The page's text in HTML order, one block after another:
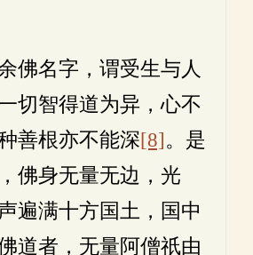
佛名字，谓受生与人
切智得道为异，心不
善根亦不能深[8]。是
佛身无量无边，光
遍满十方国土，国中
道者，无量阿僧祇由